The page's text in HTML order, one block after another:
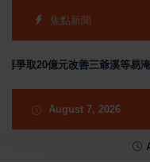
焦點新聞
20億元改善三爺溪等易淹水區
August 7, 2026